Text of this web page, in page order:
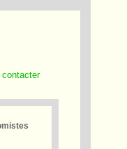
contacter